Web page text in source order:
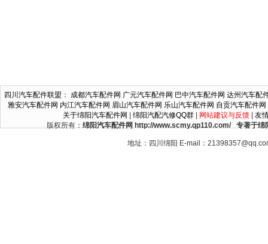
四川汽车配件联盟 ： 成都汽车配件网 广元汽车配件网 巴中汽车配件网 达州汽车配
雅安汽车配件网 内江汽车配件网 眉山汽车配件网 乐山汽车配件网 自贡汽车配件网
关于绵阳汽车配件网
绵阳汽配汽修QQ群| 网站建议与反馈| 友
版权所有： 绵阳汽车配件网 http://www.scmy.qp110.com/ 专著于绵
地址：四川绵阳 E-mail：